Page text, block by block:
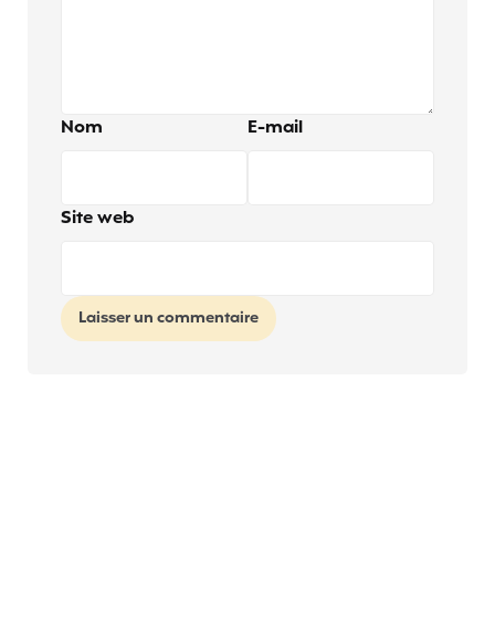
Nom E-mail
Site web